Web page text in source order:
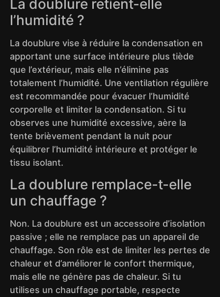
La doublure retient-elle
l’humidité ?
La doublure vise à réduire la condensation en
apportant une surface intérieure plus tiède
que l’extérieur, mais elle n’élimine pas
totalement l’humidité. Une ventilation régulière
est recommandée pour évacuer l’humidité
corporelle et limiter la condensation. Si tu
observes une humidité excessive, aère la
tente brièvement pendant la nuit pour
équilibrer l’humidité intérieure et protéger le
tissu isolant.
La doublure remplace-t-elle
un chauffage ?
Non. La doublure est un accessoire d’isolation
passive ; elle ne remplace pas un appareil de
chauffage. Son rôle est de limiter les pertes de
chaleur et d’améliorer le confort thermique,
mais elle ne génère pas de chaleur. Si tu
utilises un chauffage portable, respecte